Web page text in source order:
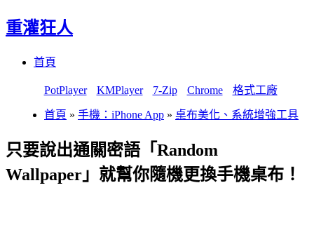
重灌狂人
首頁
PotPlayer KMPlayer 7-Zip Chrome 格式工廠
首頁 » 手機：iPhone App » 桌布美化、系統增強工具
只要說出通關密語「Random
Wallpaper」就幫你隨機更換手機桌布！